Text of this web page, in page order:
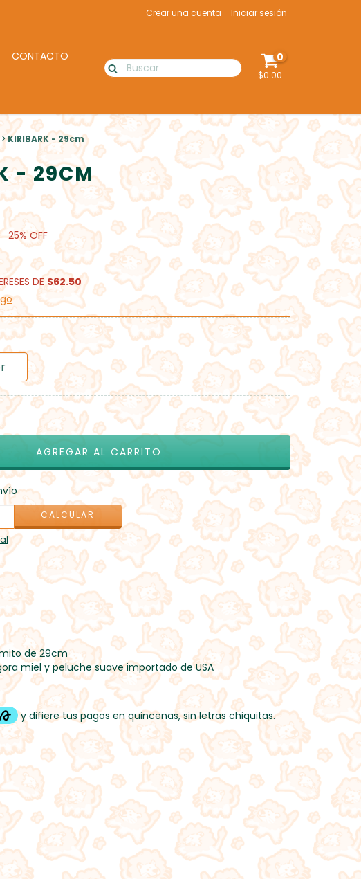
Crear una cuenta Iniciar sesión
CONTACTO
0
$0.00
>KIRIBARK - 29cm
- 29CM
25% OFF
DE$62.50
CAMBIAR CP
CALCULAR
de 29cm
miel y peluche suave importado de USA